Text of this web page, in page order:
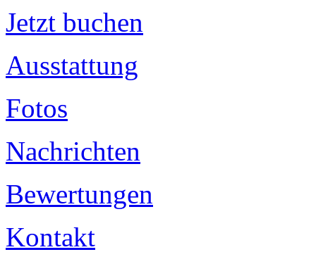
Jetzt buchen
Ausstattung
Fotos
Nachrichten
Bewertungen
Kontakt